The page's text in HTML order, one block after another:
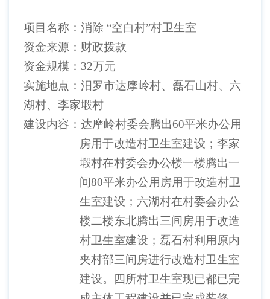
项目名称：消除 “空白村”村卫生室
资金来源：财政拨款
资金规模： 32万元
实施地点：汨罗市达摩岭村、磊石山村、六
湖村、李家塅村
建设内容：达摩岭村委会腾出60平米办公用
房用于改造村卫生室建设 ；李家
塅村在村委会办公楼一楼腾出一
间80平米办公用房用于改造村卫
生室建设；六湖村在村委会办公
楼二楼东北腾出三间房用于改造
村卫生室建设；磊石村利用原内
夹村部三间房进行改造村卫生室
建设。四所村卫生室现已都已完